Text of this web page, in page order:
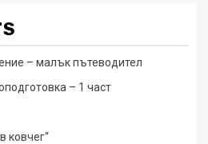
– малък пътеводител
– 1 част
ковчег“